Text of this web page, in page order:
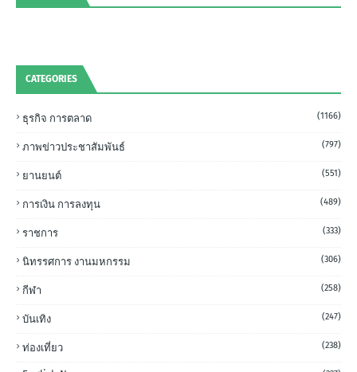
CATEGORIES
ธุรกิจ การตลาด (1166)
ภาพข่าวประชาสัมพันธ์ (797)
ยานยนต์ (551)
การเงิน การลงทุน (489)
ราชการ (333)
นิทรรศการ งานมหกรรม (306)
กีฬา (258)
บันเทิง (247)
ท่องเที่ยว (238)